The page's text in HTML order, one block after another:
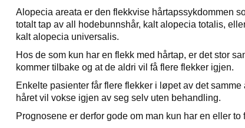
Alopecia areata er den flekkvise hårtapssykdommen
totalt tap av all hodebunnshår, kalt alopecia totalis,
kalt alopecia universalis.
Hos de som kun har en flekk med hårtap, er det stor
kommer tilbake og at de aldri vil få flere flekker igjen.
Enkelte pasienter får flere flekker i løpet av det samme
håret vil vokse igjen av seg selv uten behandling.
Prognosene er derfor gode om man kun har en eller